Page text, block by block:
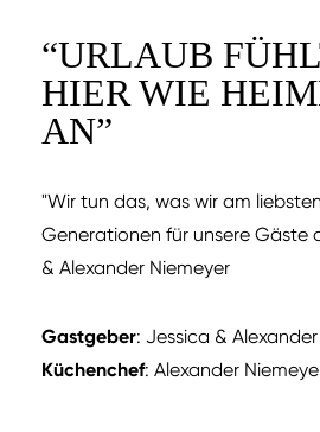
“URLAUB
HIER WIE
AN”
"Wir tun das, was wir am
Generationen für unsere Gäste
& Alexander Niemeyer
Gastgeber: Jessica &
Küchenchef: Alexander